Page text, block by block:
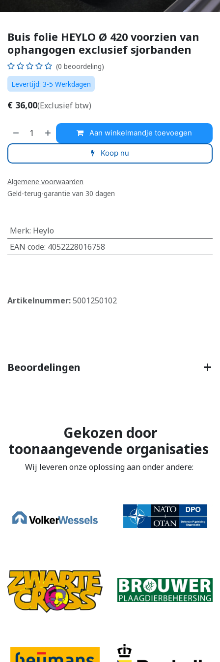
Buis folie HEYLO Ø 420 voorzien van
ophangogen exclusief sjorbanden
(0 beoordeling)
Levertijd: 3-5 Werkdagen
€ 36,00(Exclusief btw)
Aan winkelmandje toevoegen
Koop nu
Algemene voorwaarden
Geld-terug-garantie van 30 dagen
Merk: Heylo
EAN code: 4052228016758
Artikelnummer:5001250102
Beoordelingen
Gekozen door
toonaangevende organisaties
Wij leveren onze oplossing aan onder andere: